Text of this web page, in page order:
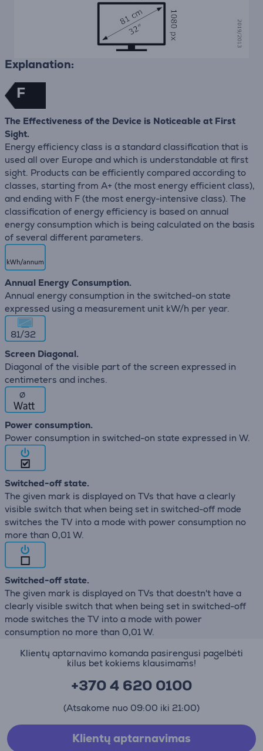
Explanation:
F
The Effectiveness of the Device is Noticeable at First
Sight.
Energy efficiency class is a standard classification that is
used all over Europe and which is understandable at first
sight. Products can be efficiently compared according to
classes, starting from A+ (the most energy efficient class),
and ending with F (the most energy-intensive class). The
classification of energy efficiency is based on annual
energy consumption which is being calculated on the basis
of several different parameters.
Annual Energy Consumption.
Annual energy consumption in the switched-on state
expressed using a measurement unit kW/h per year.
81/32
Screen Diagonal.
Diagonal of the visible part of the screen expressed in
centimeters and inches.
∅
Power consumption.
Power consumption in switched-on state expressed in W.
Switched-off state.
The given mark is displayed on TVs that have a clearly
visible switch that when being set in switched-off mode
switches the TV into a mode with power consumption no
more than 0,01 W.
Switched-off state.
The given mark is displayed on TVs that doestn't have a
clearly visible switch that when being set in switched-off
mode switches the TV into a mode with power
consumption no more than 0,01 W.
Klientų aptarnavimo komanda pasirengusi pagelbėti
kilus bet kokiems klausimams!
+370 4 620 0100
(Atsakome nuo 09:00 iki 21:00)
Klientų aptarnavimas